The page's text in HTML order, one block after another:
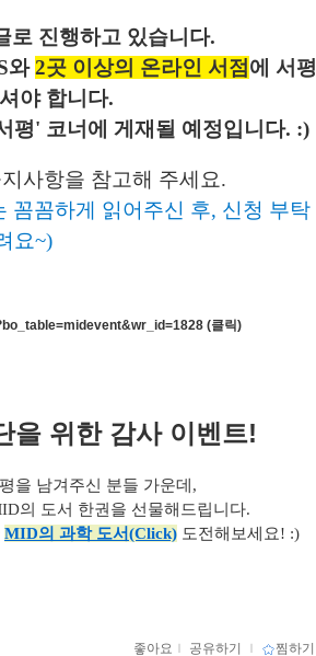
로 진행하고 있습니다.
와2곳 이상의 온라인 서점 에 서평
야 합니다.
평' 코너에 게재될 예정입니다. :)
사항을 참고해 주세요.
꼼꼼하게 읽어주신 후, 신청 부탁
요~)
(클릭)
을 위한 감사 이벤트!
을 남겨주신 분들 가운데,
의 도서 한권을 선물해드립니다.
MID의 과학 도서(Click) 도전해보세요! :)
좋아요 ｌ 공유하기 ｌ 찜하기